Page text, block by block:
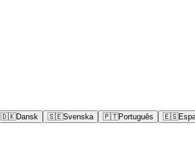
🇩🇰Dansk 🇸🇪Svenska 🇵🇹Português 🇪🇸